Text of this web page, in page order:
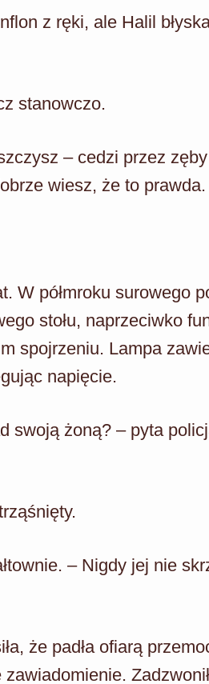
z ręki, ale Halil
stanowczo.
– cedzi przez
wiesz, że to prawda.
W półmroku surowego
stołu, naprzeciwko
spojrzeniu. Lampa
napięcie.
swoją żoną? – pyta
– Nigdy jej nie
że padła ofiarą
zawiadomienie.